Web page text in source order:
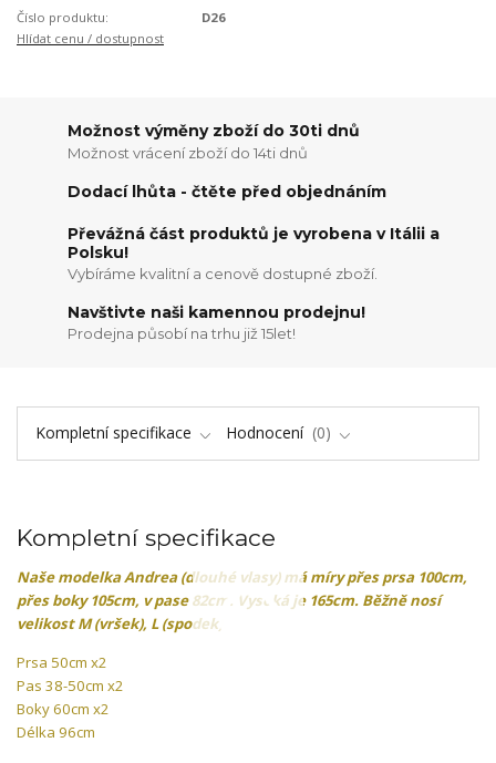
Číslo produktu:
D26
Hlídat cenu / dostupnost
Možnost výměny zboží do 30ti dnů
Možnost vrácení zboží do 14ti dnů
Dodací lhůta - čtěte před objednáním
Převážná část produktů je vyrobena v Itálii a
Polsku!
Vybíráme kvalitní a cenově dostupné zboží.
Navštivte naši kamennou prodejnu!
Prodejna působí na trhu již 15let!
Kompletní specifikace Hodnocení 0
Kompletní specifikace
Naše modelkaAndrea (dlouhé vlasy)má míry přes prsa 100cm,
přes boky 105cm, v pase 82cm. Vysoká je 165cm. Běžně nosí
velikost M (vršek), L (spodek).
Prsa 50cm x2
Pas 38-50cm x2
Boky 60cm x2
Délka 96cm